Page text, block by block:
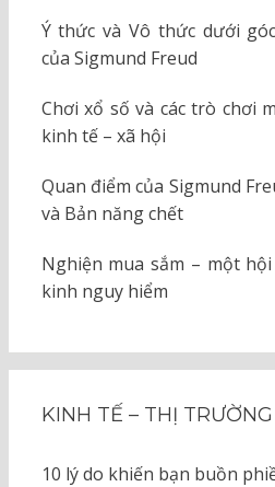
Ý thức và Vô thức dưới
của Sigmund Freud
Chơi xổ số và các trò chơi
kinh tế – xã hội
Quan điểm của Sigmund
và Bản năng chết
Nghiện mua sắm – một
kinh nguy hiểm
KINH TẾ – THỊ TRƯỜNG
10 lý do khiến bạn buồn